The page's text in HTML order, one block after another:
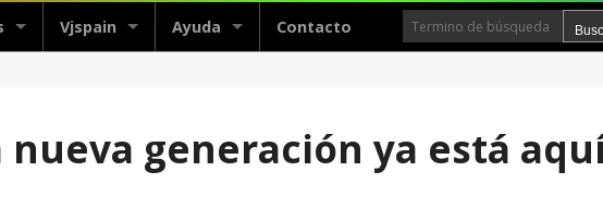
Vjspain Ayuda Contacto
nueva generación ya está